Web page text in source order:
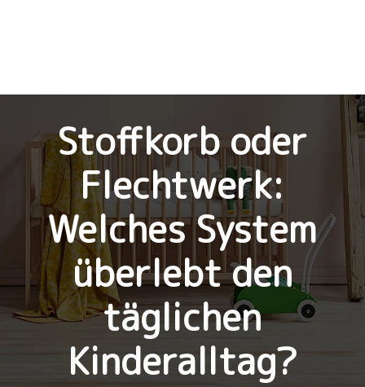
Stoffkorb oder
Flechtwerk:
Welches System
überlebt den
täglichen
Kinderalltag?